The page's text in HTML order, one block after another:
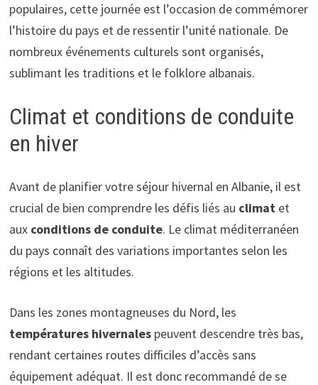
populaires, cette journée est l’occasion de commémorer
l’histoire du pays et de ressentir l’unité nationale. De
nombreux événements culturels sont organisés,
sublimant les traditions et le folklore albanais.
Climat et conditions de conduite
en hiver
Avant de planifier votre séjour hivernal en Albanie, il est
crucial de bien comprendre les défis liés au climatet
aux conditions de conduite. Le climat méditerranéen
du pays connaît des variations importantes selon les
régions et les altitudes.
Dans les zones montagneuses du Nord, les
températures hivernalespeuvent descendre très bas,
rendant certaines routes difficiles d’accès sans
équipement adéquat. Il est donc recommandé de se